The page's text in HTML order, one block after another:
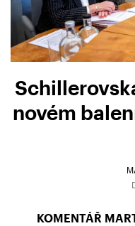
novém
KOMENTÁŘ